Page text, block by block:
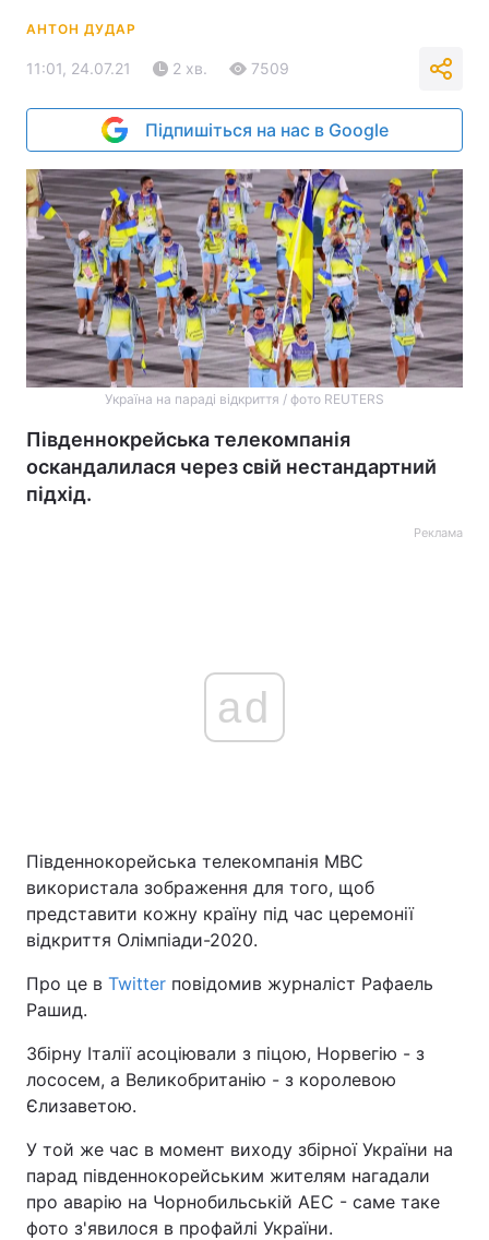
АНТОН ДУДАР
11:01, 24.07.21 2 хв. 7509
Підпишіться на нас в Google
Україна на параді відкриття / фото REUTERS
Південнокрейська телекомпанія
оскандалилася через свій нестандартний
підхід.
Реклама
ad
Південнокорейська телекомпанія MBC
використала зображення для того, щоб
представити кожну країну під час церемонії
відкриття Олімпіади-2020.
Про це в Twitter повідомив журналіст Рафаель
Рашид.
Збірну Італії асоціювали з піцою, Норвегію - з
лососем, а Великобританію - з королевою
Єлизаветою.
У той же час в момент виходу збірної України на
парад південнокорейським жителям нагадали
про аварію на Чорнобильській АЕС - саме таке
фото з'явилося в профайлі України.